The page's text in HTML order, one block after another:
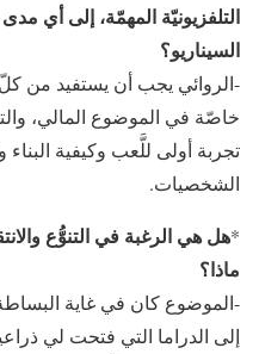
التلفزيونيّة المهمّة، إلى أي
السيناريو؟
-الروائي يجب أن يستفيد من كلّ
خاصّة في الموضوع المالي،
تجربة أولى للَّعب وكيفية
الشخصيات.
*هل هي الرغبة في التنوُّع
ماذا؟
-الموضوع كان في غاية
إلى الدراما التي فتحت لي